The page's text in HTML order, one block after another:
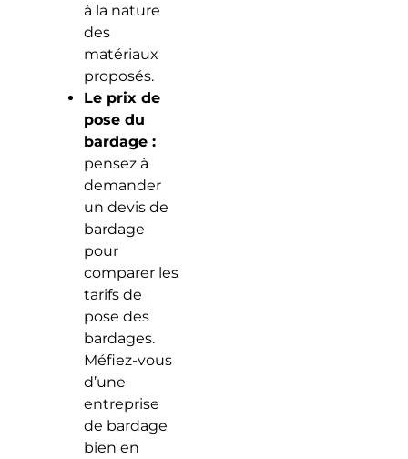
à la nature
des
matériaux
proposés.
Le prix de
pose du
bardage :
pensez à
demander
un devis de
bardage
pour
comparer les
tarifs de
pose des
bardages.
Méfiez-vous
d’une
entreprise
de bardage
bien en